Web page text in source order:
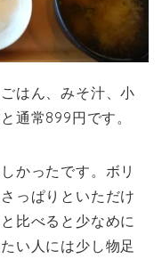
はん、みそ汁、小
通常899円です。
かったです。ボリ
っぱりといただけ
比べると少なめに
い人には少し物足